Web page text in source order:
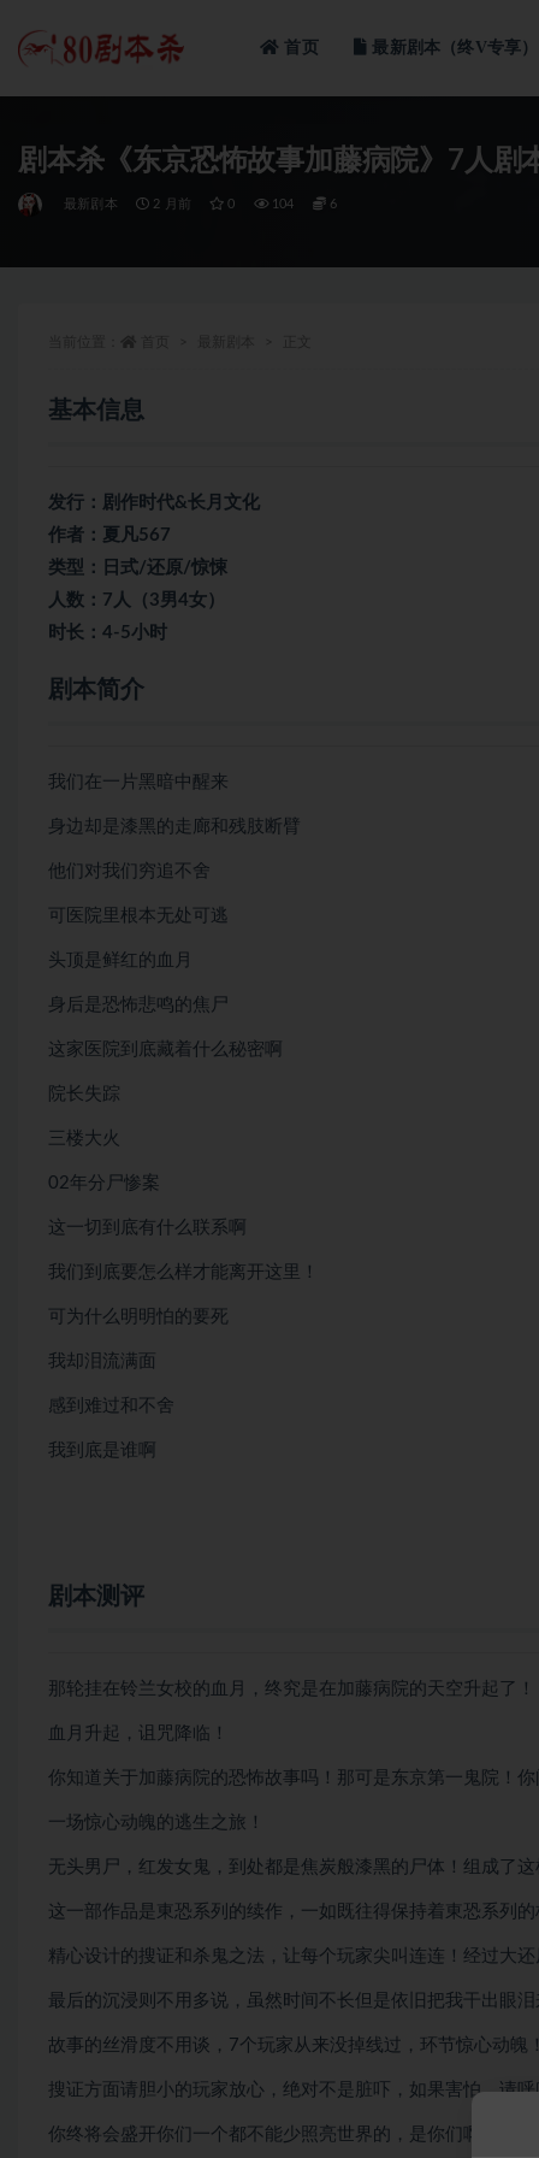
首页 最新剧本（终V专享）
剧本杀《东京恐怖故事加藤病院》7人剧
最新剧本 2 月前 0 104 6
基本信息
发行：剧作时代&长月文化
作者：夏凡567
类型：日式/还原/惊悚
人数：7人（3男4女）
时长：4-5小时
剧本简介
我们在一片黑暗中醒来
身边却是漆黑的走廊和残肢断臂
他们对我们穷追不舍
可医院里根本无处可逃
头顶是鲜红的血月
身后是恐怖悲鸣的焦尸
这家医院到底藏着什么秘密啊
院长失踪
三楼大火
02年分尸惨案
这一切到底有什么联系啊
我们到底要怎么样才能离开这里！
可为什么明明怕的要死
我却泪流满面
感到难过和不舍
我到底是谁啊
剧本测评
那轮挂在铃兰女校的血月，终究是在加藤病院的天空升起了！
血月升起，诅咒降临！
你知道关于加藤病院的恐怖故事吗！那可是东京第一鬼院！
一场惊心动魄的逃生之旅！
无头男尸，红发女鬼，到处都是焦炭般漆黑的尸体！组成了
这一部作品是東恐系列的续作，一如既往得保持着東恐系列
精心设计的搜证和杀鬼之法，让每个玩家尖叫连连！经过大
最后的沉浸则不用多说，虽然时间不长但是依旧把我干出眼
故事的丝滑度不用谈，7个玩家从来没掉线过，环节惊心动
搜证方面请胆小的玩家放心，绝对不是脏吓，如果害怕，请
你终将会盛开你们一个都不能少照亮世界的，是你们啊！